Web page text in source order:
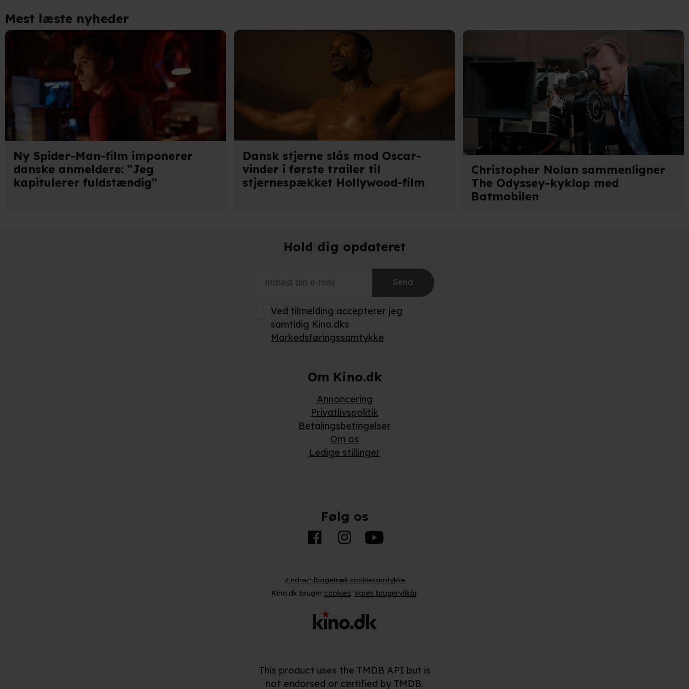
Du kan altid trække dit samtykke tilbage eller ændre indstillinger fra vores "Cookiedeklaration". Dine valg anvendes på
hele websitet.
Vi bruger egne cookies og cookies fra tredjeparter til at optimere dit besøg på vores hjemmeside. Det gør vi for at sikre
funktionalitet, generere statistik, huske dine præferencer og til markedsføring.
Når vi anvender cookies, behandler vi kortvarigt din IP-adresse. IP-adressen kan blive delt med vores partnere.
Du kan
læse mere om vores brug af cookies og behandling af dine personoplysninger i både vores
Mest læste nyheder
Ny Spider-Man-film imponerer
danske anmeldere: "Jeg
kapitulerer fuldstændig"
Dansk stjerne slås mod Oscar-
vinder i første trailer til
stjernespækket Hollywood-film
Christopher Nolan sammenligner
The Odyssey-kyklop med
Batmobilen
Hold dig opdateret
Send
Ved tilmelding accepterer jeg
samtidig Kino.dks
Markedsføringssamtykke
Om Kino.dk
Annoncering
Privatlivspolitik
Betalingsbetingelser
Om os
Ledige stillinger
Følg os
Ændre/tilbagetræk cookiesamtykke
Kino.dk bruger cookies. Vores brugervilkår.
This product uses the TMDB API but is
not endorsed or certified by TMDB.